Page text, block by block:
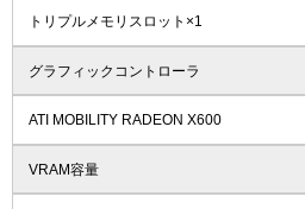
トリプルメモリスロット×1
グラフィックコントローラ
ATI MOBILITY RADEON X600
VRAM容量